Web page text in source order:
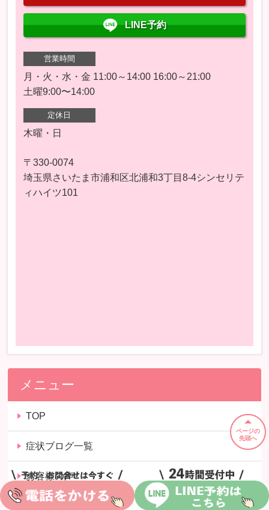
LINE予約
営業時間
月・火・水・金 11:00～14:00 16:00～21:00
土曜9:00〜14:00
定休日
木曜・日
〒330-0074
埼玉県さいたま市浦和区北浦和3丁目8-4シンセリテ
ィハイツ101
メニュー
TOP
症状ブログ一覧
お客様の声
ページの
先頭へ